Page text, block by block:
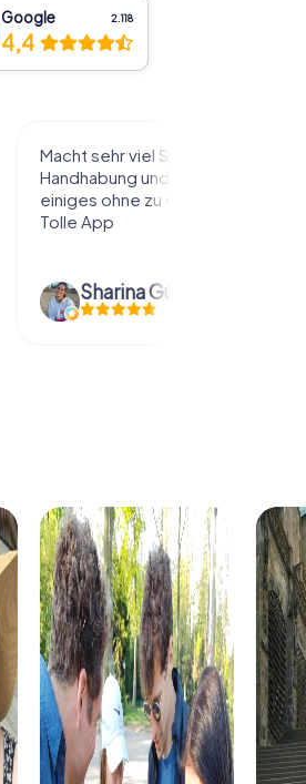
Google 2.118
4,4
Sehr schöne Idee die Stadt auf
diese Art kennenzulernen. Alles
nach eigenem Tempo und
Belieben abzulaufen und dabei